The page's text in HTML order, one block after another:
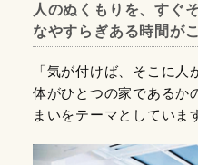
人のぬくもりを、すぐ
なやすらぎある時間がこ
「気が付けば、そこに
体がひとつの家であるか
まいをテーマとしていま